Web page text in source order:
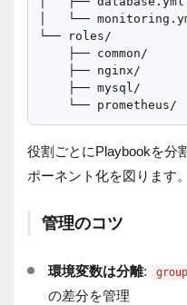
│   └──
└── roles/
    ├── common/
    ├── nginx/
    ├── mysql/
役割ごとにPlaybookを分
ポーネント化を図ります。
管理のコツ
環境変数は分離:
の差分を管理